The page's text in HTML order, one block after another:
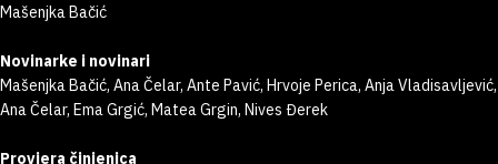
Mašenjka Bačić
Novinarke i novinari
Mašenjka Bačić, Ana Čelar, Ante Pavić, Hrvoje Perica, Anja Vladisavljević,
Ana Čelar, Ema Grgić, Matea Grgin, Nives Đerek
Provjera činjenica